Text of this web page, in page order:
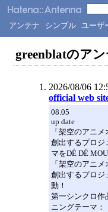
アンテナ シンプル ユーザ
greenblatのア
2026/08/06
official web
08.05
up date
「架空のアニ
創出するプロジ
マをDÉ DÉ
「架空のアニ
創出するプロジ
動！
第一シンクロ作
ニングテーマ：